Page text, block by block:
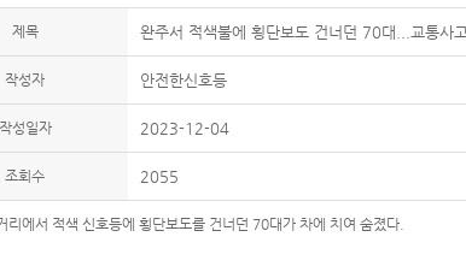
제목 완주서 적색불에 횡단보도 건너던 70대...교통사
작성자 안전한신호등
작성일자 2023-12-04
조회수 2055
리에서 적색 신호등에 횡단보도를 건너던 70대가 차에 치여 숨졌다.